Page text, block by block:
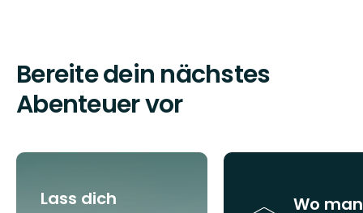
Bereite dein nächstes
Abenteuer vor
Lass dich
Wo man